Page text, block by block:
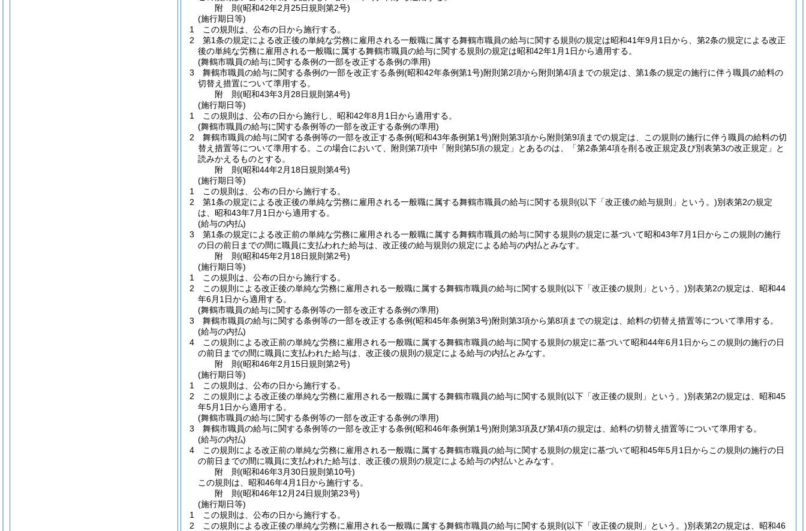
附 則(昭和42年2月25日規則第2号)
(施行期日等)
1
この規則は、公布の日から施行する。
2
第1条の規定による改正後の単純な労務に雇用される一般職に属する舞鶴市職員の給与に関する規則の規定は昭和41年9月1日から、第2条の規定による改正
後の単純な労務に雇用される一般職に属する舞鶴市職員の給与に関する規則の規定は昭和42年1月1日から適用する。
(舞鶴市職員の給与に関する条例の一部を改正する条例の準用)
3
舞鶴市職員の給与に関する条例の一部を改正する条例(昭和42年条例第1号)附則第2項から附則第4項までの規定は、第1条の規定の施行に伴う職員の給料の
切替え措置について準用する。
附 則(昭和43年3月28日規則第4号)
(施行期日等)
1
この規則は、公布の日から施行し、昭和42年8月1日から適用する。
(舞鶴市職員の給与に関する条例等の一部を改正する条例の準用)
2
舞鶴市職員の給与に関する条例等の一部を改正する条例(昭和43年条例第1号)附則第3項から附則第9項までの規定は、この規則の施行に伴う職員の給料の切
替え措置等について準用する。
この場合において、附則第7項中「附則第5項の規定」とあるのは、「第2条第4項を削る改正規定及び別表第3の改正規定」と
読みかえるものとする。
附 則(昭和44年2月18日規則第4号)
(施行期日等)
1
この規則は、公布の日から施行する。
2
第1条の規定による改正後の単純な労務に雇用される一般職に属する舞鶴市職員の給与に関する規則 (以下「改正後の給与規則」という。)別表第2の規定
は、昭和43年7月1日から適用する。
(給与の内払)
3
第1条の規定による改正前の単純な労務に雇用される一般職に属する舞鶴市職員の給与に関する規則の規定に基づいて昭和43年7月1日からこの規則の施行
の日の前日までの間に職員に支払われた給与は、改正後の給与規則の規定による給与の内払とみなす。
附 則(昭和45年2月18日規則第2号)
(施行期日等)
1
この規則は、公布の日から施行する。
2
この規則による改正後の単純な労務に雇用される一般職に属する舞鶴市職員の給与に関する規則 (以下「改正後の規則」という。)別表第2の規定は、昭和44
年6月1日から適用する。
(舞鶴市職員の給与に関する条例等の一部を改正する条例の準用)
3
舞鶴市職員の給与に関する条例等の一部を改正する条例(昭和45年条例第3号)附則第3項から第8項までの規定は、給料の切替え措置等について準用する。
(給与の内払)
4
この規則による改正前の単純な労務に雇用される一般職に属する舞鶴市職員の給与に関する規則の規定に基づいて昭和44年6月1日からこの規則の施行の日
の前日までの間に職員に支払われた給与は、改正後の規則の規定による給与の内払とみなす。
附 則(昭和46年2月15日規則第2号)
(施行期日等)
1
この規則は、公布の日から施行する。
2
この規則による改正後の単純な労務に雇用される一般職に属する舞鶴市職員の給与に関する規則 (以下「改正後の規則」という。)別表第2の規定は、昭和45
年5月1日から適用する。
(舞鶴市職員の給与に関する条例等の一部を改正する条例の準用)
3
舞鶴市職員の給与に関する条例等の一部を改正する条例(昭和46年条例第1号)附則第3項及び第4項の規定は、給料の切替え措置等について準用する。
(給与の内払)
4
この規則による改正前の単純な労務に雇用される一般職に属する舞鶴市職員の給与に関する規則の規定に基づいて昭和45年5月1日からこの規則の施行の日
の前日までの間に職員に支払われた給与は、改正後の規則の規定による給与の内払いとみなす。
附 則(昭和46年3月30日規則第10号)
この規則は、昭和46年4月1日から施行する。
附 則(昭和46年12月24日規則第23号)
(施行期日等)
1
この規則は、公布の日から施行する。
2
この規則による改正後の単純な労務に雇用される一般職に属する舞鶴市職員の給与に関する規則 (以下「改正後の規則」という。)別表第2の規定は、昭和46